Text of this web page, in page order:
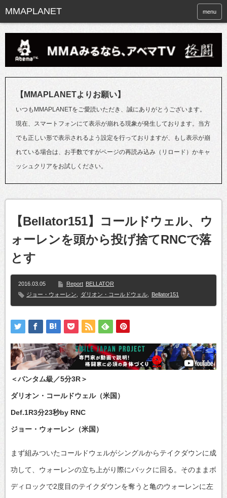
menu
【MMAPLANETよりお願い】
いつもMMAPLANETをご愛読いただき、誠にありがとうございます。
現在、スマートフォンにて表示が崩れる現象が発生しております。当方
でも正しい形で表示されるよう設定を行っておりますが、もし表示が崩
れている場合は、お手数ですがページの再読み込み（リロード）かキャ
ッシュクリアをお試しください。
【Bellator151】コールドウェル、ウ
ォーレンを頭から投げ捨てRNCで落
とす
2016.03.05 Report BELLATOR
ジョー・ウォーレン
ダリオン・コールドウェル Bellator151
＜バンタム級／5分3R＞
ダリオン・コールドウェル（米国）
Def.1R3分23秒by RNC
ジョー・ウォーレン（米国）
まず組みついたコールドウェルがシングルからテイクダウンに成
功して、ウォーレンの立ち上がり際にバックに回る。そのままボ
ディロックで2度目のテイクダウンを奪うと亀のウォーレンに左